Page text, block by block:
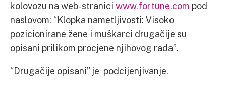
kolovozu na web-stranici www.fortune.com pod
naslovom: “Klopka nametljivosti: Visoko
pozicionirane žene i muškarci drugačije su
opisani prilikom procjene njihovog rada”.
“Drugačije opisani” je podcijenjivanje.